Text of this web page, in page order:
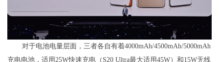
对于电池电量层面，三者各自有着4000mAh/4500mAh/5000mAh
充电电池，适用25W快速充电（S20 Ultra最大适用45W）和15W无线